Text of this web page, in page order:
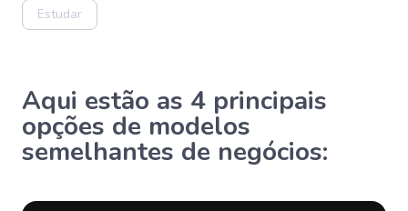
Estudar
Aqui estão as 4 principais
opções de modelos
semelhantes de negócios: